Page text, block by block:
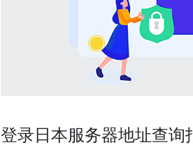
登录日本服务器地址查询